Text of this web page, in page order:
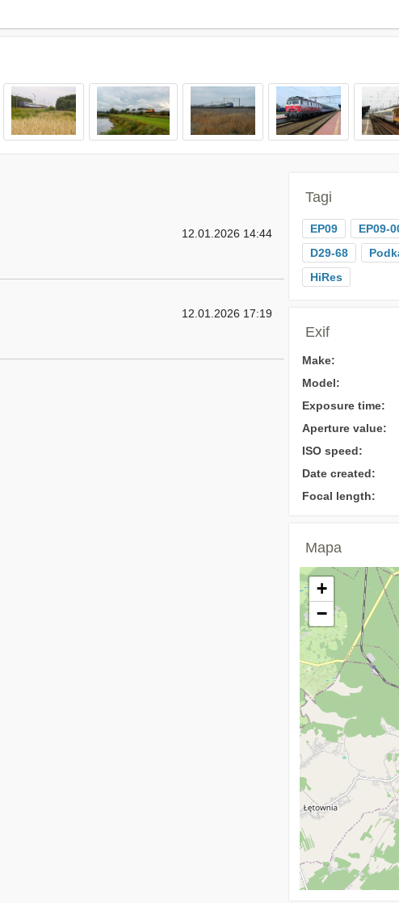
12.01.2026 14:44
12.01.2026 17:19
Tagi
EP09 EP09-
D29-68
HiRes
Exif
Make:
Model:
Exposure time:
Aperture value:
ISO speed:
Date created:
Focal length:
Mapa
+
−